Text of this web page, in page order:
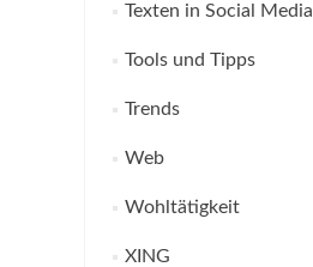
Texten in Social Media
Tools und Tipps
Trends
Web
Wohltätigkeit
XING